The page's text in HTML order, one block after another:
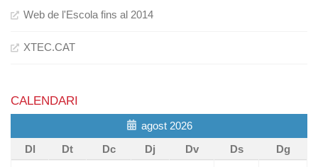
Web de l'Escola fins al 2014
XTEC.CAT
CALENDARI
agost 2026
Dl
Dt Dc Dj Dv Ds
Dg